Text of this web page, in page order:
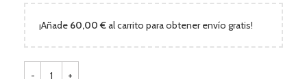
¡Añade 60,00 €al carrito para obtener envío gratis!